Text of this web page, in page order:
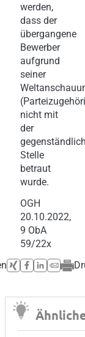
werden,
dass der
übergangene
Bewerber
aufgrund
seiner
nicht mit
der
Stelle
betraut
wurde.
OGH
20.10.2022,
9 ObA
59/22x